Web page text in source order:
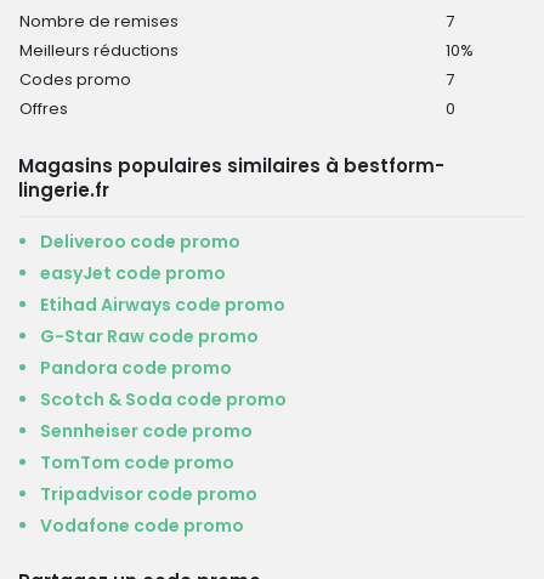
Nombre de remises
7
Meilleurs réductions
10%
Codes promo
7
Offres
0
Magasins populaires similaires à bestform-
lingerie.fr
Deliveroo code promo
easyJet code promo
Etihad Airways code promo
G-Star Raw code promo
Pandora code promo
Scotch & Soda code promo
Sennheiser code promo
TomTom code promo
Tripadvisor code promo
Vodafone code promo